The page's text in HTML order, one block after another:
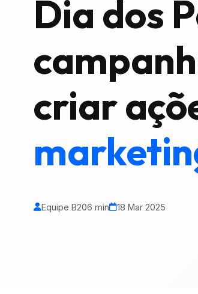
Dia dos
criar
Equipe B206 min 18 Mar 2025